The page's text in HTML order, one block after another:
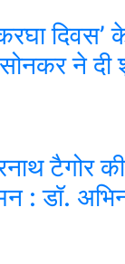
सोनकर ने
टैगोर
: डॉ.